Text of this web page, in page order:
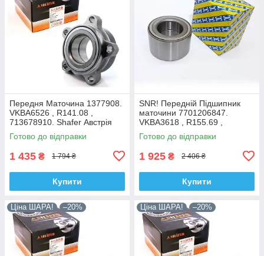
Передня Маточина 1377908.
VKBA6526 , R141.08 ,
713678910. Shafer Австрія
Готово до відправки
1 435 ₴ 1 794 ₴
Купити
SNR! Передній Підшипник
маточини 7701206847.
VKBA3618 , R155.69 ,
713644120. Франція!
Готово до відправки
1 925 ₴ 2 406 ₴
Купити
Ціна ШАРА! –20% Ціна ШАРА! –20%